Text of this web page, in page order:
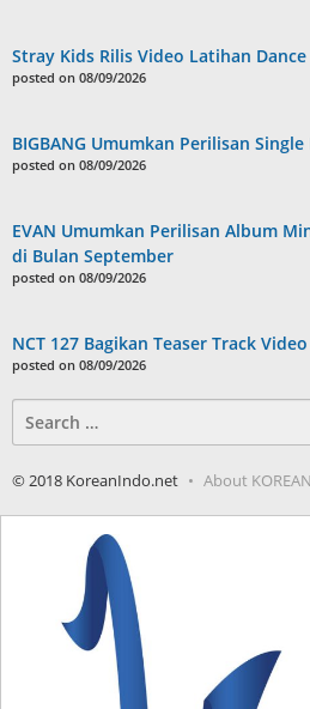
Stray Kids Rilis Video Latihan
posted on 08/09/2026
BIGBANG Umumkan Perilisan Single
posted on 08/09/2026
EVAN Umumkan Perilisan Album
di Bulan September
posted on 08/09/2026
NCT 127 Bagikan Teaser Track
posted on 08/09/2026
for:
© 2018 KoreanIndo.net About